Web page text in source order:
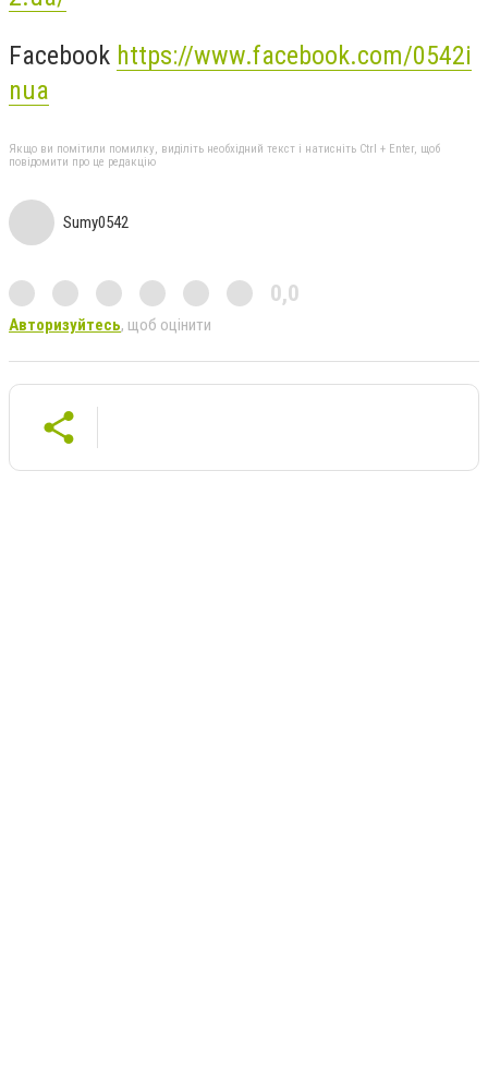
Facebook https://www.facebook.com/0542i
nua
Якщо ви помітили помилку, виділіть необхідний текст і натисніть Ctrl + Enter, щоб
повідомити про це редакцію
Sumy0542
0,0
Авторизуйтесь, щоб оцінити